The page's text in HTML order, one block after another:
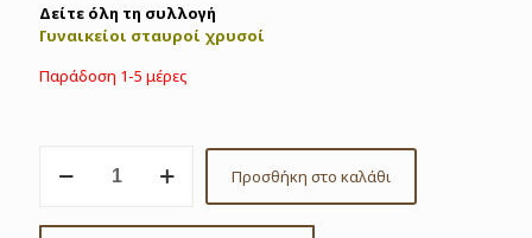
Δείτε όλη τη συλλογή
Γυναικείοι σταυροί χρυσοί
Παράδοση 1-5 μέρες
λευκόχρυσος
Κωδ.
Προσθήκη στο καλάθι